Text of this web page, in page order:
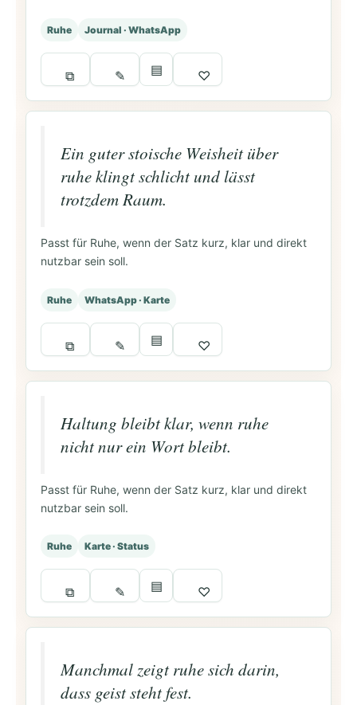
Ruhe Journal · WhatsApp
⧉ ✎ ▤ ♡
Ein guter stoische Weisheit über
ruhe klingt schlicht und lässt
trotzdem Raum.
Passt für Ruhe, wenn der Satz kurz, klar und direkt
nutzbar sein soll.
Ruhe WhatsApp · Karte
⧉ ✎ ▤ ♡
Haltung bleibt klar, wenn ruhe
nicht nur ein Wort bleibt.
Passt für Ruhe, wenn der Satz kurz, klar und direkt
nutzbar sein soll.
Ruhe Karte · Status
⧉ ✎ ▤ ♡
Manchmal zeigt ruhe sich darin,
dass geist steht fest.